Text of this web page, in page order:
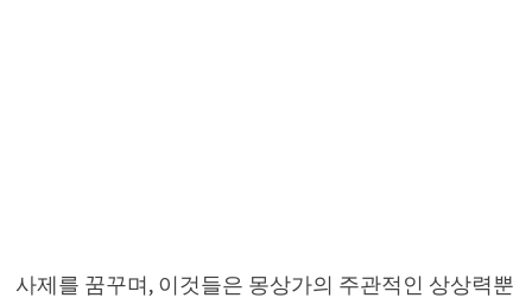
사제를 꿈꾸며, 이것들은 몽상가의 주관적인 상상력뿐